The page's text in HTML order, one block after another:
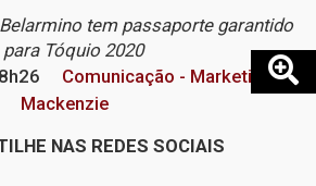
tem passaporte garantido
para Tóquio 2020
Comunicação - Marketing
Mackenzie
NAS REDES SOCIAIS